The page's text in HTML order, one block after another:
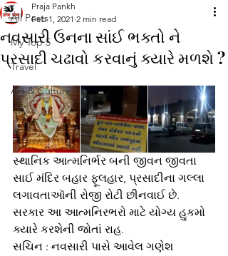
All Posts
My Top 5
Travel
Art & Culture
નવસારી ઉનના સાંઈ ભક્તો ને
પ્રસાદી ચઢાવો કરવાનું ક્યારે મળશે ?
Praja Pankh
Feb 1, 2021 2 min read
સ્થાનિક આત્મનિર્ભર બની જીવન જીવતા
સાઈ મંદિર બહાર ફૂલહાર, પ્રસાદીના ગલ્લા
લગાવતાઑની રોજી રોટી છીનવાઈ છે.
સરકાર આ આત્મનિરભરો માટે યોગ્ય હુકમો
ક્યારે કરશેની જોતાં રાહ.
સચિન : નવસારી પાસે આવેલ ગણેશ